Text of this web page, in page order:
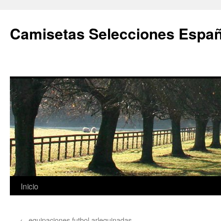
Camisetas Selecciones
Saltar
Inicio